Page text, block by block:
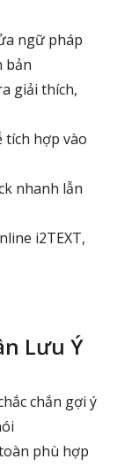
ngữ pháp
bản
giải thích,
tích hợp vào
nhanh lẫn
i2TEXT,
Lưu Ý
chắn gợi ý
phù hợp